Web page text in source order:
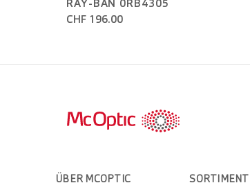
RAY-BAN 0RB4305
CHF 196.00
ÜBER MCOPTIC SORTIMENT